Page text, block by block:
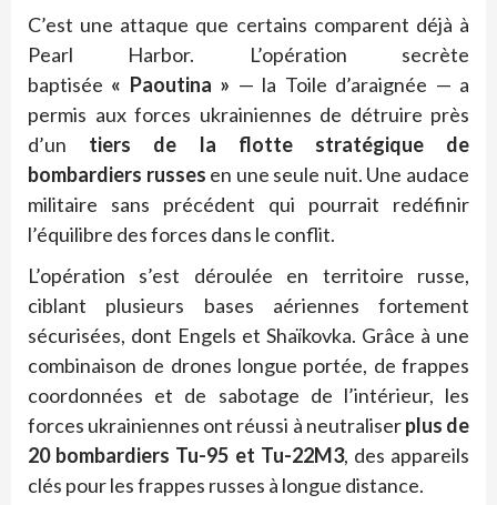
C’est une attaque que certains comparent déjà à
Pearl Harbor. L’opération secrète
baptisée « Paoutina » — la Toile d’araignée — a
permis aux forces ukrainiennes de détruire près
d’un tiers de la flotte stratégique de
bombardiers russes en une seule nuit. Une audace
militaire sans précédent qui pourrait redéfinir
l’équilibre des forces dans le conflit.
L’opération s’est déroulée en territoire russe,
ciblant plusieurs bases aériennes fortement
sécurisées, dont Engels et Shaïkovka. Grâce à une
combinaison de drones longue portée, de frappes
coordonnées et de sabotage de l’intérieur, les
forces ukrainiennes ont réussi à neutraliserplus de
20 bombardiers Tu-95 et Tu-22M3, des appareils
clés pour les frappes russes à longue distance.